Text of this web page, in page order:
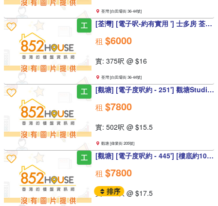
荃灣 [白田壩街 36-44號]
工 [荃灣] [電子呎-約有實用 '] 士多房 荃灣工作室 信義工作室 地毯 南豐紗廠側
租 $6000
實: 375呎 @ $16
荃灣 [白田壩街 36-44號]
工 [觀塘] [電子度呎約 - 251'] 觀塘Studio 茂興工作室 偉業街工作室
租 $7800
實: 502呎 @ $15.5
觀塘 [偉業街 205號]
工 [觀塘] [電子度呎約 - 445'] [樓底約10'2 及 陣底8'] 茂興工作室 偉業街工作室
租 $7800
實: 445呎 @ $17.5
排序